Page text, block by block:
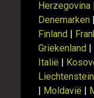
Herzegovina
Denemarken |
Finland |
Griekenland |
Italië |
Liechtenstein
| Moldavië |